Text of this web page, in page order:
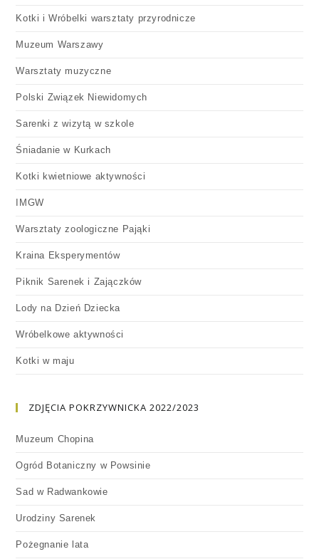
Kotki i Wróbelki warsztaty przyrodnicze
Muzeum Warszawy
Warsztaty muzyczne
Polski Związek Niewidomych
Sarenki z wizytą w szkole
Śniadanie w Kurkach
Kotki kwietniowe aktywności
IMGW
Warsztaty zoologiczne Pająki
Kraina Eksperymentów
Piknik Sarenek i Zajączków
Lody na Dzień Dziecka
Wróbelkowe aktywności
Kotki w maju
ZDJĘCIA POKRZYWNICKA 2022/2023
Muzeum Chopina
Ogród Botaniczny w Powsinie
Sad w Radwankowie
Urodziny Sarenek
Pożegnanie lata